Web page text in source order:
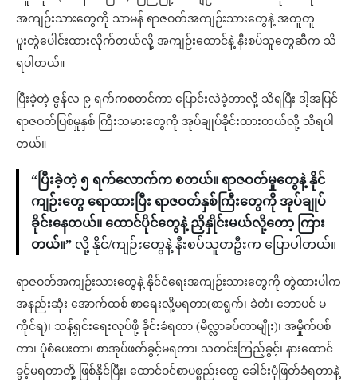
အကျဉ်းသားတွေကို သာမန် ရာဇဝတ်အကျဉ်းသားတွေနဲ့ အတူတူ
ပူးတွဲပေါင်းထားလိုက်တယ်လို့ အကျဉ်းထောင်နဲ့ နီးစပ်သူတွေဆီက သိ
ရပါတယ်။
ပြီးခဲ့တဲ့ ဇွန်လ ၉ ရက်ကစတင်ကာ ပြောင်းလဲခဲ့တာလို့ သိရပြီး ဒါ့အပြင်
ရာဇဝတ်ပြစ်မှုနှစ် ကြီးသမားတွေကို အုပ်ချုပ်ခိုင်းထားတယ်လို့ သိရပါ
တယ်။
“ပြီးခဲ့တဲ့ ၅ ရက်လောက်က စတယ်။ ရာဇဝတ်မှုတွေနဲ့ နိုင်
ကျဉ်းတွေ ရောထားပြီး ရာဇဝတ်နှစ်ကြီးတွေကို အုပ်ချုပ်
ခိုင်းနေတယ်။ ထောင်ပိုင်တွေနဲ့ ညှိနှိုင်းမယ်လို့တော့ ကြား
တယ်။” လို့ နိုင်/ကျဉ်းတွေနဲ့ နီးစပ်သူတဦးက ပြောပါတယ်။
ရာဇဝတ်အကျဉ်းသားတွေနဲ့ နိုင်ငံရေးအကျဉ်းသားတွေကို တွဲထားပါက
အနည်းဆုံး အောက်ထစ် စာရေးလို့မရတာ(စာရွက်၊ ခဲတံ၊ ဘောပင် မ
ကိုင်ရ)၊ သန့်ရှင်းရေးလုပ်ဖို့ ခိုင်းခံရတာ (မိလ္လာခပ်တာမျိုး)၊ အမှိုက်ပစ်
တာ၊ ပုံစံပေးတာ၊ စာအုပ်ဖတ်ခွင့်မရတာ၊ သတင်းကြည့်ခွင့်၊ နားထောင်
ခွင့်မရတာတို့ ဖြစ်နိုင်ပြီး၊ ထောင်ဝင်စာပစ္စည်းတွေ ခေါင်းပုံဖြတ်ခံရတာနဲ့